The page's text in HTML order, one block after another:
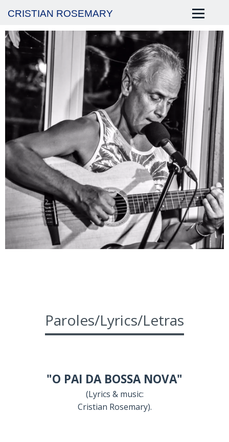
CRISTIAN ROSEMARY
Paroles/Lyrics/Letras
"O PAI DA BOSSA NOVA"
(Lyrics & music:
Cristian Rosemary).